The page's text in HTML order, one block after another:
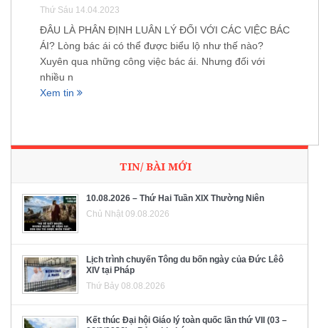
Thứ Sáu 14.04.2023
ĐÂU LÀ PHÂN ĐỊNH LUÂN LÝ ĐỐI VỚI CÁC VIỆC BÁC
ÁI? Lòng bác ái có thể được biểu lộ như thế nào?
Xuyên qua những công việc bác ái. Nhưng đối với
nhiều n
Xem tin
TIN/ BÀI MỚI
10.08.2026 – Thứ Hai Tuần XIX Thường Niên
Chủ Nhật 09.08.2026
Lịch trình chuyến Tông du bốn ngày của Đức Lêô
XIV tại Pháp
Thứ Bảy 08.08.2026
Kết thúc Đại hội Giáo lý toàn quốc lần thứ VII (03 –